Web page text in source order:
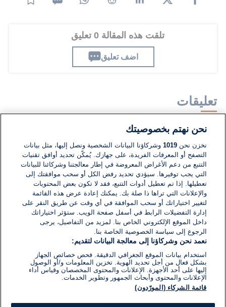
تلقت هذه المقالة 0 تعليق
اضف تعليق
تعليقات
لا توجد تعليقات مكتوبة حتى الآن. كن الأول!
اكتب تعليقًا جديدًا ...
نحن نهتم بخصوصيتك
نخزن نحن1019 وشركاؤنا البيانات الشخصية ونصل إليها، مثل بيانات
التصفح أو المعرفات الفريدة، على جهازك. يُمكّن تحديد أوافق تقنيات
التتبع من دعم الأغراض المعروضة في إطار معالجتنا وشركائنا للبيانات
التي يجب توفيرها. سيؤدي تحديد رفض الكل أو سحب موافقتك إلى
تعطيلها. إذا تم تعطيل أدوات التتبع، فقد لا تكون بعض المحتويات
والإعلانات التي تراها ذا صلة بك. يمكنك إعادة عرض هذه القائمة
لتغيير اختياراتك أو سحب الموافقة في أي وقت عن طريق النقر على
إدارة التفضيلات الرابط في أسفل صفحة الويب. ستؤثر اختياراتك
داخل الموقع الإلكتروني الخاص بنا. لمزيد من التفاصيل، يرجى
الرجوع إلى سياسة الخصوصية الخاصة بنا.
نعمد نحن وشركاؤنا إلى معالجة البيانات لتقديم:
استخدام بيانات الموقع الجغرافي الدقيقة. فحص خصائص الجهاز
بشكل فعال من أجل تحديد الهوية. تخزين المعلومات و/أو الوصول
إليها على أحد الأجهزة. الإعلانات والمحتوى المخصصان وقياس أداء
الإعلانات والمحتوى وأبحاث الجمهور وتطوير الخدمات.
قائمة الشركاء (المورّدون)